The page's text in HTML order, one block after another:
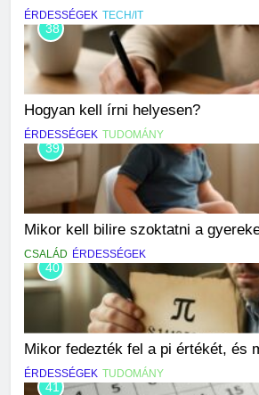
ÉRDESSÉGEK TECH/IT
38
Hogyan kell írni helyesen?
ÉRDESSÉGEK TUDOMÁNY
39
Mikor kell bilire szoktatni a
CSALÁD ÉRDESSÉGEK
40
Mikor fedezték fel a pi értékét, és
ÉRDESSÉGEK TUDOMÁNY
41